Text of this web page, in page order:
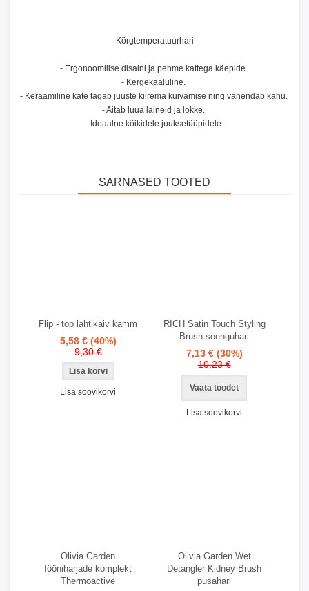
Kõrgtemperatuurhari
- Ergonoomilise disaini ja pehme kattega käepide.
- Kergekaaluline.
- Keraamiline kate tagab juuste kiirema kuivamise ning vähendab kahu.
- Aitab luua laineid ja lokke.
- Ideaalne kõikidele juuksetüüpidele.
SARNASED TOOTED
Flip - top lahtikäiv kamm
5,58 € (40%)
9,30 €
Lisa soovikorvi
RICH Satin Touch Styling
Brush soenguhari
7,13 € (30%)
10,23 €
Vaata toodet
Lisa soovikorvi
Olivia Garden
fööniharjade komplekt
Thermoactive
Olivia Garden Wet
Detangler Kidney Brush
pusahari